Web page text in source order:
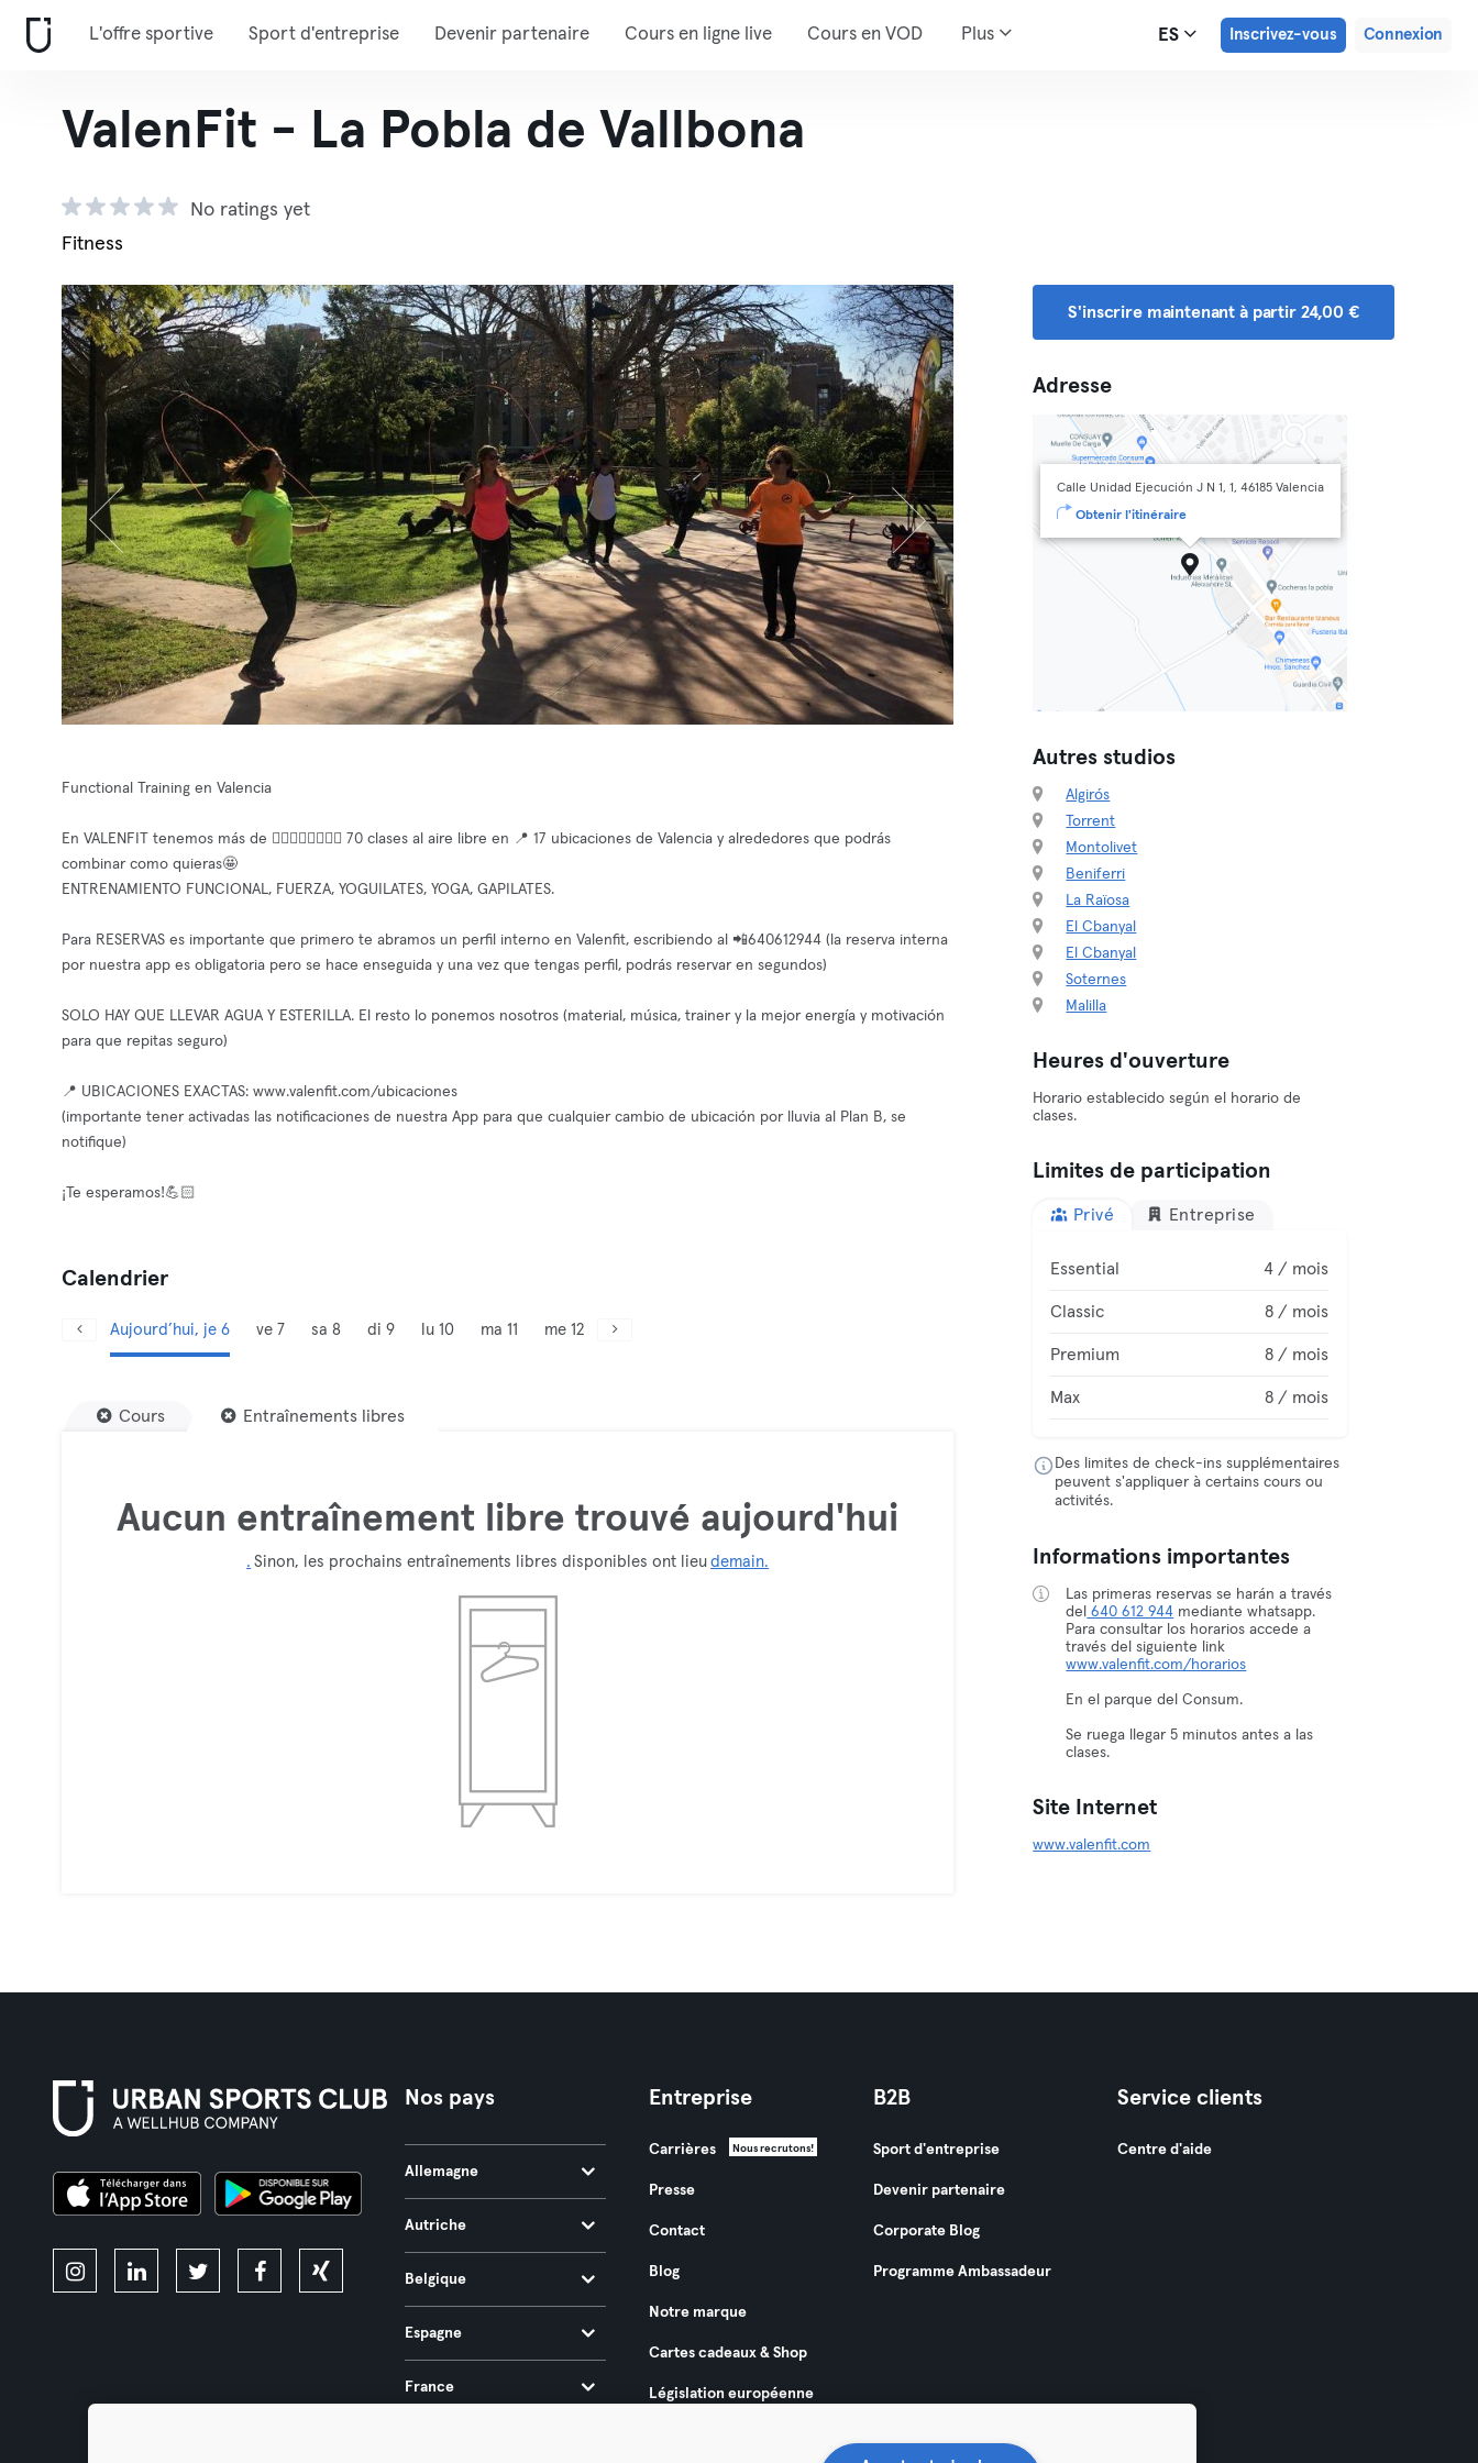
L'offre sportive Sport d'entreprise Devenir partenaire Cours en ligne live Cours en VOD Plus ES Inscrivez-vous Connexion
ValenFit - La Pobla de Vallbona
No ratings yet
Fitness
Functional Training en Valencia
En VALENFIT tenemos más de 🏋🏻‍♀️🤸🏽‍♂️🧘🏼 70 clases al aire libre en 📍 17 ubicaciones de Valencia y alrededores que podrás
combinar como quieras🤩
ENTRENAMIENTO FUNCIONAL, FUERZA, YOGUILATES, YOGA, GAPILATES.
Para RESERVAS es importante que primero te abramos un perfil interno en Valenfit, escribiendo al 📲640612944 (la reserva interna
por nuestra app es obligatoria pero se hace enseguida y una vez que tengas perfil, podrás reservar en segundos)
SOLO HAY QUE LLEVAR AGUA Y ESTERILLA. El resto lo ponemos nosotros (material, música, trainer y la mejor energía y motivación
para que repitas seguro)
📍 UBICACIONES EXACTAS: www.valenfit.com/ubicaciones
(importante tener activadas las notificaciones de nuestra App para que cualquier cambio de ubicación por lluvia al Plan B, se
notifique)
¡Te esperamos!💪🏻
Calendrier
Aujourd’hui, je 6 ve 7 sa 8 di 9 lu 10 ma 11 me 12
Cours Entraînements libres
Aucun entraînement libre trouvé aujourd'hui
. Sinon, les prochains entraînements libres disponibles ont lieu demain.
S'inscrire maintenant à partir 24,00 €
Adresse
Calle Unidad Ejecución J N 1, 1, 46185 Valencia
Obtenir l'itinéraire
Autres studios
Algirós
Torrent
Montolivet
Beniferri
La Raïosa
El Cbanyal
El Cbanyal
Soternes
Malilla
Heures d'ouverture
Horario establecido según el horario de
clases.
Limites de participation
Privé Entreprise
Essential 4 / mois
Classic 8 / mois
Premium 8 / mois
Max 8 / mois
Des limites de check-ins supplémentaires
peuvent s'appliquer à certains cours ou
activités.
Informations importantes
Las primeras reservas se harán a través
del 640 612 944 mediante whatsapp.
Para consultar los horarios accede a
través del siguiente link
www.valenfit.com/horarios
En el parque del Consum.
Se ruega llegar 5 minutos antes a las
clases.
Site Internet
www.valenfit.com
Nos pays
Allemagne
Autriche
Belgique
Espagne
France
Entreprise
Carrières Nous recrutons!
Presse
Contact
Blog
Notre marque
Cartes cadeaux & Shop
Législation européenne
B2B
Sport d'entreprise
Devenir partenaire
Corporate Blog
Programme Ambassadeur
Service clients
Centre d'aide